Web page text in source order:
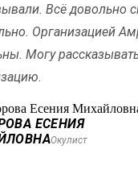
Всё довольно
Организацией
Могу
ЕСЕНИЯ
Окулист